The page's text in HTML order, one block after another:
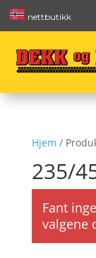
nettbutikk
Hjem /
235/
Fant
valgene